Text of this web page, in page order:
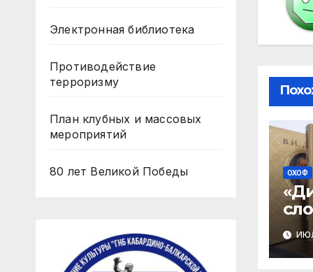
Электронная библиотека
Противодействие
терроризму
План клубных и массовых
мероприятий
80 лет Великой Победы ОХОФ